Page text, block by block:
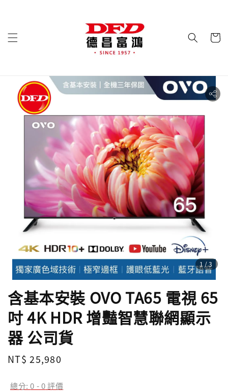
1/3
含基本安裝 OVO TA65 電視 65
吋 4K HDR 增豔智慧聯網顯示
器 公司貨
Regular
NT$ 25,980
總分:0 -0評價